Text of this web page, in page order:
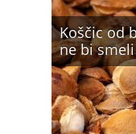
Koščic od
ne bi